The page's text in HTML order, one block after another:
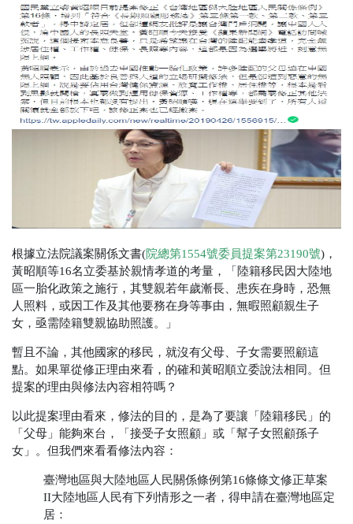
根據立法院議案關係文書(院總第1554號委員提案第23190號)，
黃昭順等16名立委基於親情孝道的考量，「陸籍移民因大陸地
區一胎化政策之施行，其雙親若年歲漸長、患疾在身時，恐無
人照料，或因工作及其他要務在身等事由，無暇照顧親生子
女，亟需陸籍雙親協助照護。」
暫且不論，其他國家的移民，就沒有父母、子女需要照顧這
點。如果單從修正理由來看，的確和黃昭順立委說法相同。但
提案的理由與修法內容相符嗎？
以此提案理由看來，修法的目的，是為了要讓「陸籍移民」的
「父母」能夠來台，「接受子女照顧」或「幫子女照顧孫子
女」。但我們來看看修法內容：
臺灣地區與大陸地區人民關係條例第16條條文修正草案
II大陸地區人民有下列情形之一者，得申請在臺灣地區定
居：